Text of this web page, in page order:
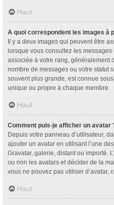
Haut
A quoi correspondent les images à
Il y a deux images qui peuvent être
lorsque vous consultez les messages
associée à votre rang, généralement
nombre de messages ou votre statut
souvent plus grande, est connue
unique ou propre à chaque membre.
Haut
Comment puis-je afficher un avatar
Depuis votre panneau d’utilisateur,
ajouter un avatar en utilisant l’une
Gravatar, galerie, distant ou importé.
ou non les avatars et décider de la
vous ne pouvez pas utiliser d’avatar,
Haut